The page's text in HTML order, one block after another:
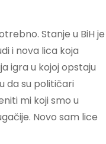
Stanje u BiH je
i nova lica koja
igra u kojoj opstaju
da su političari
mi koji smo u
Novo sam lice